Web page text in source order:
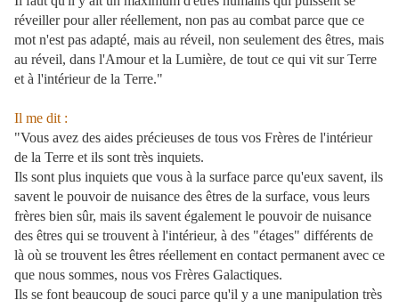
réveiller pour aller réellement, non pas au combat parce que ce
mot n'est pas adapté, mais au réveil, non seulement des êtres, mais
au réveil, dans l'Amour et la Lumière, de tout ce qui vit sur Terre
et à l'intérieur de la Terre."
Il me dit :
"Vous avez des aides précieuses de tous vos Frères de l'intérieur
de la Terre et ils sont très inquiets.
Ils sont plus inquiets que vous à la surface parce qu'eux savent, ils
savent le pouvoir de nuisance des êtres de la surface, vous leurs
frères bien sûr, mais ils savent également le pouvoir de nuisance
des êtres qui se trouvent à l'intérieur, à des "étages" différents de
là où se trouvent les êtres réellement en contact permanent avec ce
que nous sommes, nous vos Frères Galactiques.
Ils se font beaucoup de souci parce qu'il y a une manipulation très